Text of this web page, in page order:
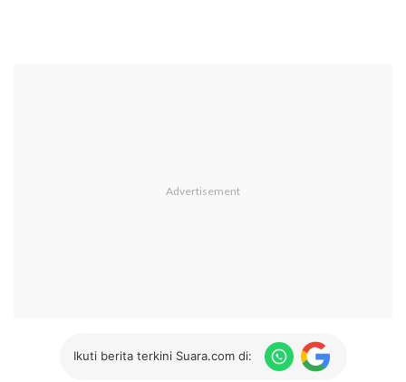
Ikuti berita terkini Suara.com di: